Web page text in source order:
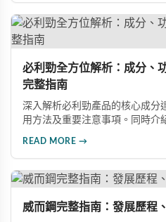
必利勁全方位解析：成分、
完整指南
深入解析必利勁產品的核心成分
用方法及重要注意事項。同時介
READ MORE →
威而鋼完整指南：發展歷程